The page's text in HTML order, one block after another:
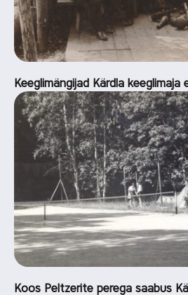
Keeglimängijad Kärdla
Koos Peltzerite perega saabus